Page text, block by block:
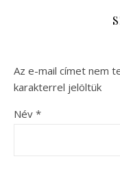
Az e-mail címet nem
karakterrel jelöltük
Név *